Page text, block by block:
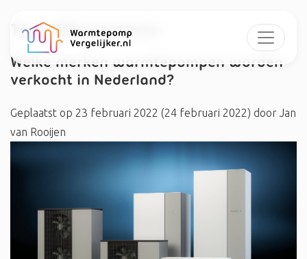
Tag:#Panasonic
Welke merken warmtepompen worden
verkocht in Nederland?
Geplaatst op 23 februari 2022 (24 februari 2022) door Jan
van Rooijen